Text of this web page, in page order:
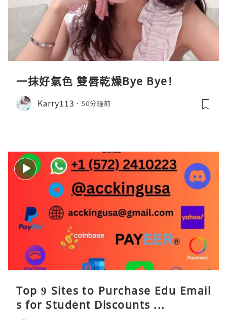
一抹好氣色 雙唇乾燥Bye Bye!
Karry113 50分鐘前
Top 9 Sites to Purchase Edu Email
s for Student Discounts ...